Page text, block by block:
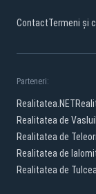
ContactTermeni și
Parteneri:
Realitatea.NET
Realitatea de Vaslui
Realitatea de
Realitatea de
Realitatea de Tulcea